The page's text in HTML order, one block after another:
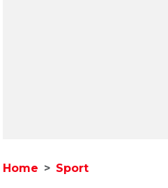
Home Sport